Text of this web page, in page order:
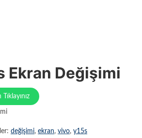
Ekran Değişimi
değişimi, ekran, vivo, y15s